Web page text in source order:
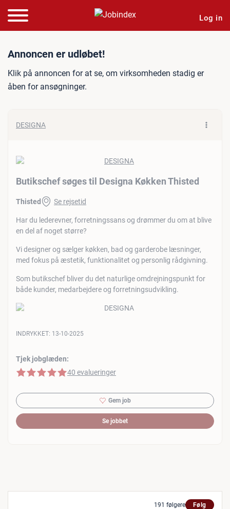
Log in
Jobannonce: Butikschef
Annoncen er udløbet!
Klik på annoncen for at se, om virksomheden stadig er
åben for ansøgninger.
DESIGNA
Butikschef søges til Designa Køkken Thisted
Thisted Se rejsetid
Har du lederevner, forretningssans og drømmer du om at blive
en del af noget større?
Vi designer og sælger køkken, bad og garderobe læsninger,
med fokus på æstetik, funktionalitet og personlig rådgivning.
Som butikschef bliver du det naturlige omdrejningspunkt for
både kunder, medarbejdere og forretningsudvikling.
Tjek jobglæden:
5 af 5 stjerner
40 evalueringer
INDRYKKET: 13-10-2025
Gem job
Se jobbet
191 følgere Følg